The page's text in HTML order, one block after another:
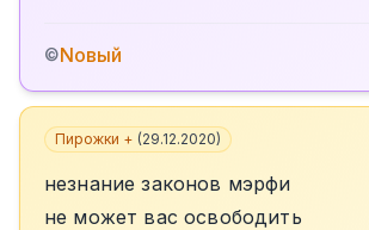
©Nовый
Пирожки + (29.12.2020)
незнание законов мэрфи
не может вас освободить